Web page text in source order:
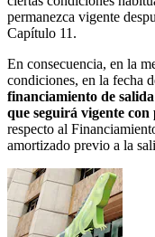
permanezca vigente
Capítulo 11.
En consecuencia, en la
condiciones, en la fecha
financiamiento de
que seguirá vigente
respecto al
amortizado previo a la